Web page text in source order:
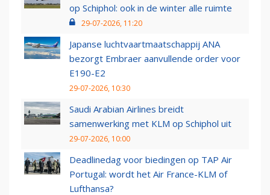
op Schiphol: ook in de winter alle ruimte
29-07-2026, 11:20
Japanse luchtvaartmaatschappij ANA
bezorgt Embraer aanvullende order voor
E190-E2
29-07-2026, 10:30
Saudi Arabian Airlines breidt
samenwerking met KLM op Schiphol uit
29-07-2026, 10:00
Deadlinedag voor biedingen op TAP Air
Portugal: wordt het Air France-KLM of
Lufthansa?